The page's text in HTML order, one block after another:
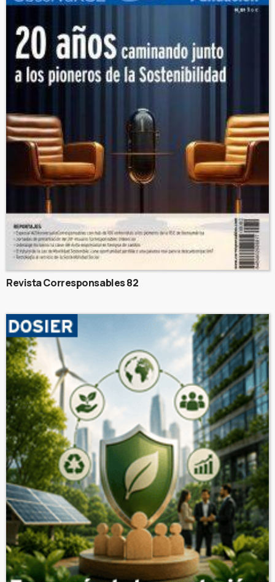
Revista Corresponsables 82